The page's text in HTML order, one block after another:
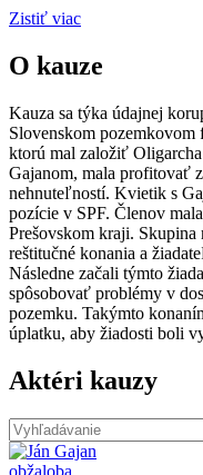
Zistiť viac
O kauze
Kauza sa týka údajnej
Slovenskom pozemkovom
ktorú mal založiť
Gajanom, mala profitovať
nehnuteľností. Kvietik s
pozície v SPF. Členov
Prešovskom kraji.
reštitučné konania a
Následne začali týmto
spôsobovať problémy v
pozemku. Takýmto
úplatku, aby žiadosti boli
Aktéri kauzy
obžaloba